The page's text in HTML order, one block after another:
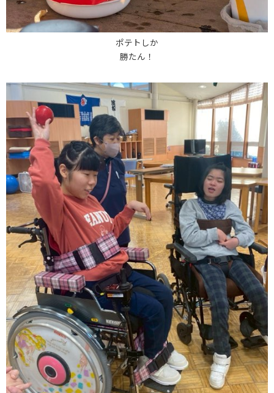
ポテトしか
勝たん！